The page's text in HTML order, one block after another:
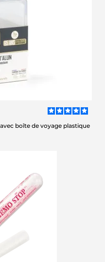
boîte de voyage plastique